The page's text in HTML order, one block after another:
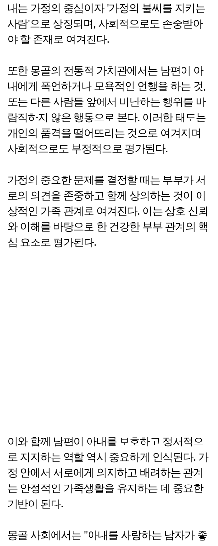
내는 가정의 중심이자 '가정의 불씨를 지키는
사람'으로 상징되며, 사회적으로도 존중받아
야 할 존재로 여겨진다.
또한 몽골의 전통적 가치관에서는 남편이 아
내에게 폭언하거나 모욕적인 언행을 하는 것,
또는 다른 사람들 앞에서 비난하는 행위를 바
람직하지 않은 행동으로 본다. 이러한 태도는
개인의 품격을 떨어뜨리는 것으로 여겨지며
사회적으로도 부정적으로 평가된다.
가정의 중요한 문제를 결정할 때는 부부가 서
로의 의견을 존중하고 함께 상의하는 것이 이
상적인 가족 관계로 여겨진다. 이는 상호 신뢰
와 이해를 바탕으로 한 건강한 부부 관계의 핵
심 요소로 평가된다.
이와 함께 남편이 아내를 보호하고 정서적으
로 지지하는 역할 역시 중요하게 인식된다. 가
정 안에서 서로에게 의지하고 배려하는 관계
는 안정적인 가족생활을 유지하는 데 중요한
기반이 된다.
몽골 사회에서는 "아내를 사랑하는 남자가 좋